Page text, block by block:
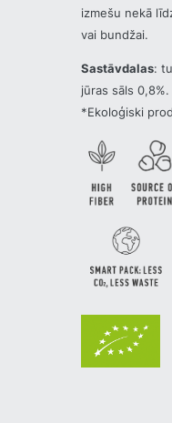
izmešu nekā
vai bundžai.
Sastāvdalas:
jūras sāls 0,8%.
*Ekoloģiski